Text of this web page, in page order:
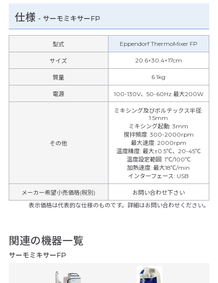
仕様 - サーモミキサーFP
型式 Eppendorf ThermoMixer FP
サイズ 20.6×30.4×17cm
質量 6.1kg
電源 100-130V、50-60Hz 最大200W
その他
ミキシング及びボルテックス半径:
1.5mm
ミキシング起動:3mm
撹拌頻度: 300-2000rpm
最大速度: 2000rpm
温度精度: 最大±0.5℃、20-45℃
温度設定範囲: 1℃/100℃
加熱速度:最大18℃/min
インターフェース: USB
メーカー希望小売価格(税別)
お問い合わせ下さい
表示価格は代表的な仕様のものです。詳細はお問い合わせください。
関連の機器一覧
サーモミキサーFP